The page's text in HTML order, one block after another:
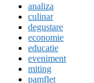
analiza
culinar
degustare
economie
educatie
eveniment
miting
pamflet